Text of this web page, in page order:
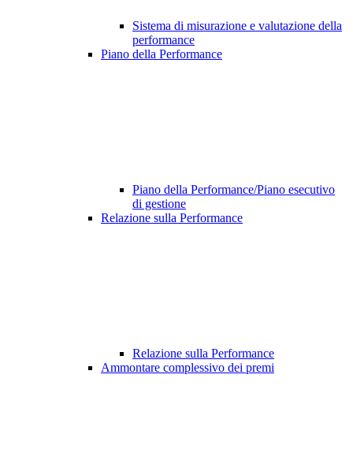
Sistema di misurazione e valutazione della
performance
Piano della Performance
Piano della Performance/Piano esecutivo
di gestione
Relazione sulla Performance
Relazione sulla Performance
Ammontare complessivo dei premi